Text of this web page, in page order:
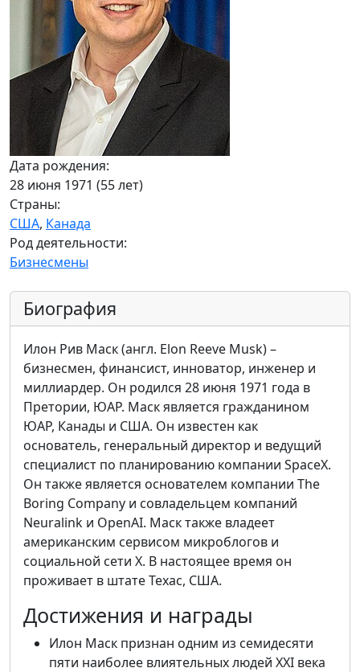
Дата рождения:
28 июня 1971 (55 лет)
Страны:
США, Канада
Род деятельности:
Бизнесмены
Биография
Илон Рив Маск (англ. Elon Reeve Musk) –
бизнесмен, финансист, инноватор, инженер и
миллиардер. Он родился 28 июня 1971 года в
Претории, ЮАР. Маск является гражданином
ЮАР, Канады и США. Он известен как
основатель, генеральный директор и ведущий
специалист по планированию компании SpaceX.
Он также является основателем компании The
Boring Company и совладельцем компаний
Neuralink и OpenAI. Маск также владеет
американским сервисом микроблогов и
социальной сети X. В настоящее время он
проживает в штате Техас, США.
Достижения и награды
Илон Маск признан одним из семидесяти
пяти наиболее влиятельных людей XXI века